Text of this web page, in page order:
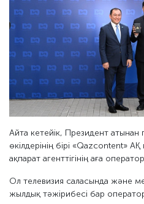
Айта кетейік, Президент атынан
өкілдерінің бірі «Qazcontent»
ақпарат агенттігінің аға
Ол телевизия саласында және
жылдық тәжірибесі бар